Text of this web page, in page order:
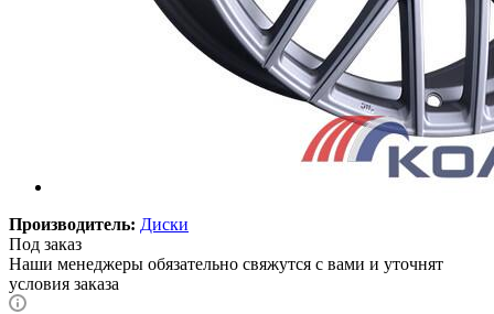
Производитель: Диски
Под заказ
Наши менеджеры обязательно свяжутся с вами и уточнят
условия заказа